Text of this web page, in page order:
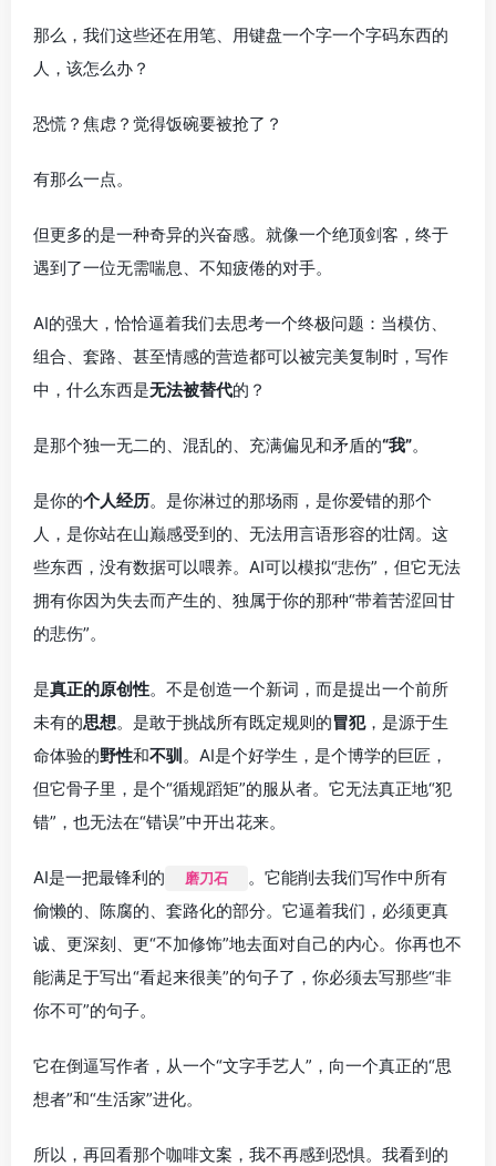
那么，我们这些还在用笔、用键盘一个字一个字码东西的
人，该怎么办？
恐慌？焦虑？觉得饭碗要被抢了？
有那么一点。
但更多的是一种奇异的兴奋感。就像一个绝顶剑客，终于
遇到了一位无需喘息、不知疲倦的对手。
AI的强大，恰恰逼着我们去思考一个终极问题：当模仿、
组合、套路、甚至情感的营造都可以被完美复制时，写作
中，什么东西是无法被替代的？
是那个独一无二的、混乱的、充满偏见和矛盾的“我”。
是你的个人经历。是你淋过的那场雨，是你爱错的那个
人，是你站在山巅感受到的、无法用言语形容的壮阔。这
些东西，没有数据可以喂养。AI可以模拟“悲伤”，但它无法
拥有你因为失去而产生的、独属于你的那种“带着苦涩回甘
的悲伤”。
是真正的原创性。不是创造一个新词，而是提出一个前所
未有的思想。是敢于挑战所有既定规则的冒犯，是源于生
命体验的野性和不驯。AI是个好学生，是个博学的巨匠，
但它骨子里，是个“循规蹈矩”的服从者。它无法真正地“犯
错”，也无法在“错误”中开出花来。
AI是一把最锋利的 磨刀石
。它能削去我们写作中所有
偷懒的、陈腐的、套路化的部分。它逼着我们，必须更真
诚、更深刻、更“不加修饰”地去面对自己的内心。你再也不
能满足于写出“看起来很美”的句子了，你必须去写那些“非
你不可”的句子。
它在倒逼写作者，从一个“文字手艺人”，向一个真正的“思
想者”和“生活家”进化。
所以，再回看那个咖啡文案，我不再感到恐惧。我看到的